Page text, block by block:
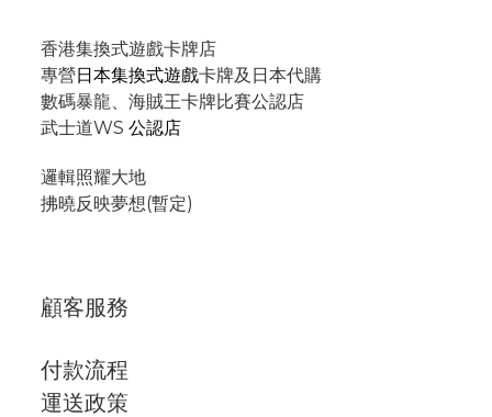
香港集換式遊戲卡牌店
專營日本集換式遊戲卡牌及日本代購
數碼暴龍、海賊王卡牌比賽公認店
武士道WS 公認店
邏輯照耀大地
拂曉反映夢想(暫定)
顧客服務
付款流程
運送政策